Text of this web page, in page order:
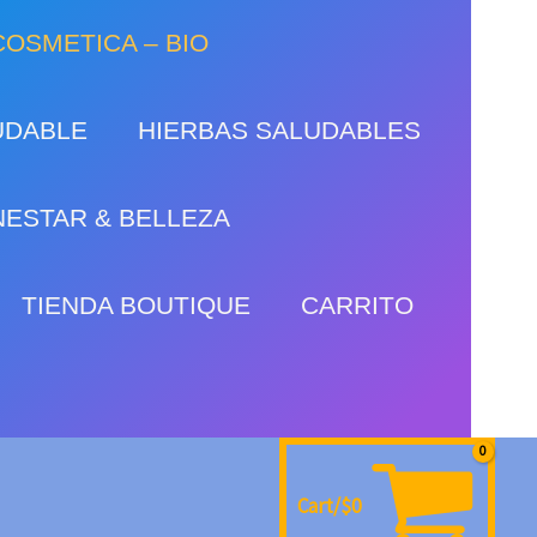
– BIO
HIERBAS SALUDABLES
& BELLEZA
TIENDA BOUTIQUE CARRITO
Cart/$0